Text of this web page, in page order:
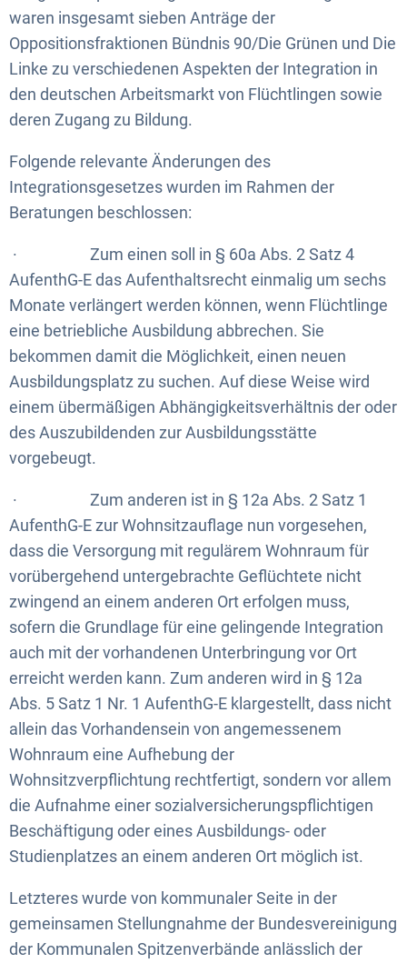
waren insgesamt sieben Anträge der
Oppositionsfraktionen Bündnis 90/Die Grünen und Die
Linke zu verschiedenen Aspekten der Integration in
den deutschen Arbeitsmarkt von Flüchtlingen sowie
deren Zugang zu Bildung.
Folgende relevante Änderungen des
Integrationsgesetzes wurden im Rahmen der
Beratungen beschlossen:
· Zum einen soll in § 60a Abs. 2 Satz 4
AufenthG-E das Aufenthaltsrecht einmalig um sechs
Monate verlängert werden können, wenn Flüchtlinge
eine betriebliche Ausbildung abbrechen. Sie
bekommen damit die Möglichkeit, einen neuen
Ausbildungsplatz zu suchen. Auf diese Weise wird
einem übermäßigen Abhängigkeitsverhältnis der oder
des Auszubildenden zur Ausbildungsstätte
vorgebeugt.
· Zum anderen ist in § 12a Abs. 2 Satz 1
AufenthG-E zur Wohnsitzauflage nun vorgesehen,
dass die Versorgung mit regulärem Wohnraum für
vorübergehend untergebrachte Geflüchtete nicht
zwingend an einem anderen Ort erfolgen muss,
sofern die Grundlage für eine gelingende Integration
auch mit der vorhandenen Unterbringung vor Ort
erreicht werden kann. Zum anderen wird in § 12a
Abs. 5 Satz 1 Nr. 1 AufenthG-E klargestellt, dass nicht
allein das Vorhandensein von angemessenem
Wohnraum eine Aufhebung der
Wohnsitzverpflichtung rechtfertigt, sondern vor allem
die Aufnahme einer sozialversicherungspflichtigen
Beschäftigung oder eines Ausbildungs- oder
Studienplatzes an einem anderen Ort möglich ist.
Letzteres wurde von kommunaler Seite in der
gemeinsamen Stellungnahme der Bundesvereinigung
der Kommunalen Spitzenverbände anlässlich der